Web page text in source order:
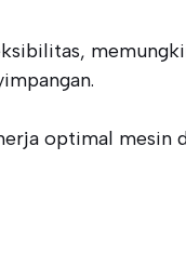
optimal mesin